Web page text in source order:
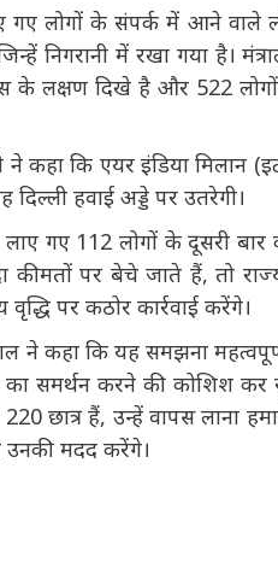
गए लोगों के संपर्क में आने
निगरानी में रखा गया है।
के लक्षण दिखे है और 522 लोगों
ने कहा कि एयर इंडिया मिलान
दिल्ली हवाई अड्डे पर उतरेगी।
गए 112 लोगों के दूसरी बार
कीमतों पर बेचे जाते हैं, तो
पर कठोर कार्रवाई करेंगे।
ने कहा कि यह समझना
का समर्थन करने की
छात्र हैं, उन्हें वापस लाना
आगे उनकी मदद करेंगे।